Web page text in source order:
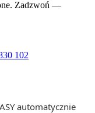
Zadzwoń —
102
automatycznie